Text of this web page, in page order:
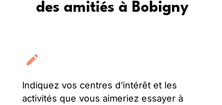
des amitiés à Bobigny
Indiquez vos centres d’intérêt et les
activités que vous aimeriez essayer à